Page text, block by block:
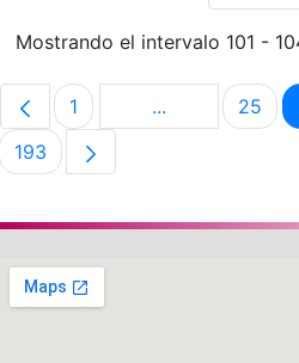
Mostrando el intervalo 101 -
Página
1 ...Páginas 25
Página
193